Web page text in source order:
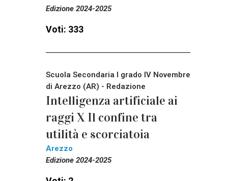
Edizione 2024-2025
Voti: 333
Scuola Secondaria I grado IV Novembre
di Arezzo (AR) - Redazione
Intelligenza artificiale ai
raggi X Il confine tra
utilità e scorciatoia
Arezzo
Edizione 2024-2025